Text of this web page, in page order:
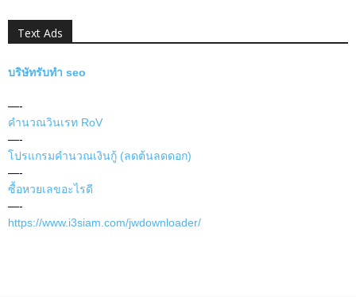
Text Ads
บริษัทรับทำ seo
—-
คำนวณวินเรท RoV
—-
โปรแกรมคำนวณเงินกู้ (ลดต้นลดดอก)
—-
ซื้อหวยเลขอะไรดี
—-
https://www.i3siam.com/jwdownloader/